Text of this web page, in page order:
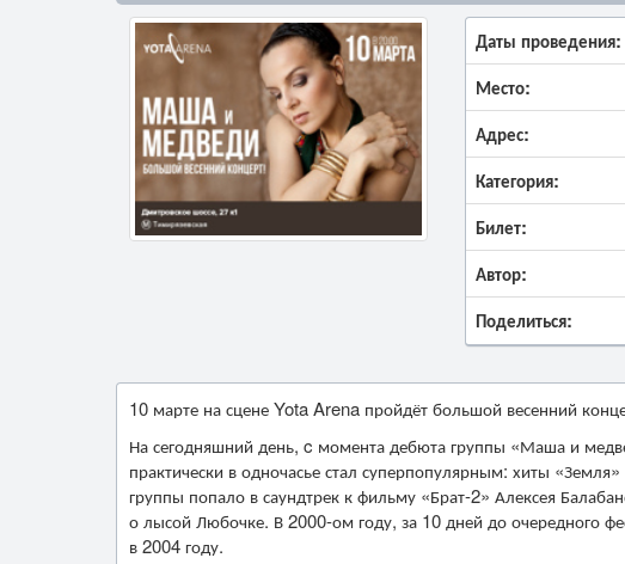
Даты проведения:
Место:
Адрес:
Категория:
Билет:
Автор:
Поделиться:
10 марте на сцене Yota Arena пройдёт большой весенний
На сегодняшний день, c момента дебюта группы «Маша и
практически в одночасье стал суперпопулярным: хиты
группы попало в саундтрек к фильму «Брат-2» Алексея
о лысой Любочке. В 2000-ом году, за 10 дней до очередного
в 2004 году.